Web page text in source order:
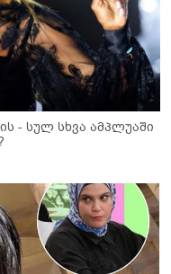
- სულ სხვა ამპლუაში